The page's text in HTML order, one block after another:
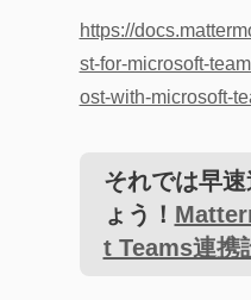
https://
st-for-microsoft-
ost-with-microsoft-
それでは早
ょう！
t Teams連携